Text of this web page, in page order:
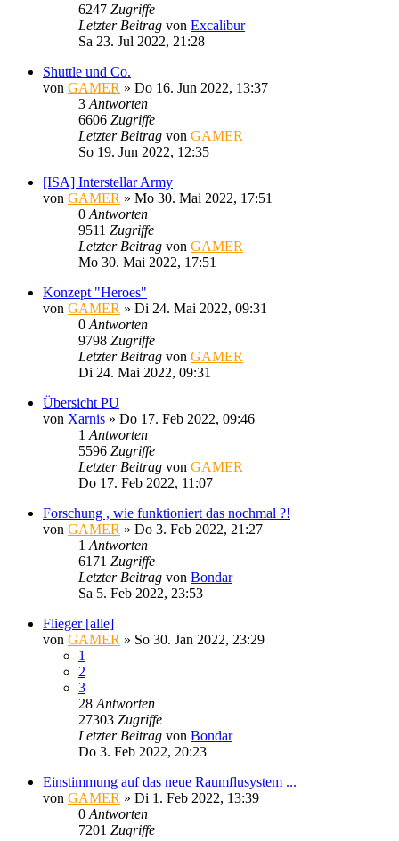
6247 Zugriffe
Letzter Beitrag von Excalibur
Sa 23. Jul 2022, 21:28
Shuttle und Co.
von GAMER » Do 16. Jun 2022, 13:37
3 Antworten
6606 Zugriffe
Letzter Beitrag von GAMER
So 19. Jun 2022, 12:35
[ISA] Interstellar Army
von GAMER » Mo 30. Mai 2022, 17:51
0 Antworten
9511 Zugriffe
Letzter Beitrag von GAMER
Mo 30. Mai 2022, 17:51
Konzept "Heroes"
von GAMER » Di 24. Mai 2022, 09:31
0 Antworten
9798 Zugriffe
Letzter Beitrag von GAMER
Di 24. Mai 2022, 09:31
Übersicht PU
von Xarnis » Do 17. Feb 2022, 09:46
1 Antworten
5596 Zugriffe
Letzter Beitrag von GAMER
Do 17. Feb 2022, 11:07
Forschung , wie funktioniert das nochmal ?!
von GAMER » Do 3. Feb 2022, 21:27
1 Antworten
6171 Zugriffe
Letzter Beitrag von Bondar
Sa 5. Feb 2022, 23:53
Flieger [alle]
von GAMER » So 30. Jan 2022, 23:29
1
2
3
28 Antworten
27303 Zugriffe
Letzter Beitrag von Bondar
Do 3. Feb 2022, 20:23
Einstimmung auf das neue Raumflusystem ...
von GAMER » Di 1. Feb 2022, 13:39
0 Antworten
7201 Zugriffe